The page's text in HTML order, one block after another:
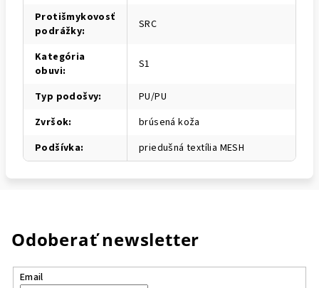
Protišmykovosť
podrážky: SRC
Kategória
obuvi: S1
Typ podošvy:
PU/PU
Zvršok:
brúsená koža
Podšívka: priedušná textília MESH
Odoberať newsletter
Email